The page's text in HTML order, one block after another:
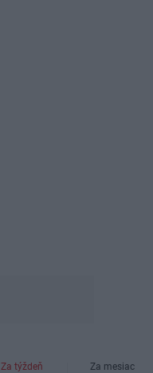
Za týždeň Za mesiac